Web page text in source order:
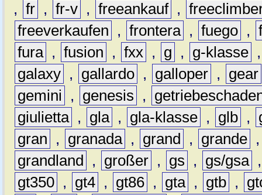
, fr , fr-v , freeankauf ,
freeverkaufen
, frontera , fuego ,
fura , fusion , fxx , g , g-klasse
galaxy , gallardo , galloper ,
gear
gemini
, genesis ,
giulietta , gla , gla-klasse , glb ,
gran
, granada , grand , grande
grandland
, großer , gs , gs/gsa
gt350 , gt4 , gt86 , gta , gtb ,